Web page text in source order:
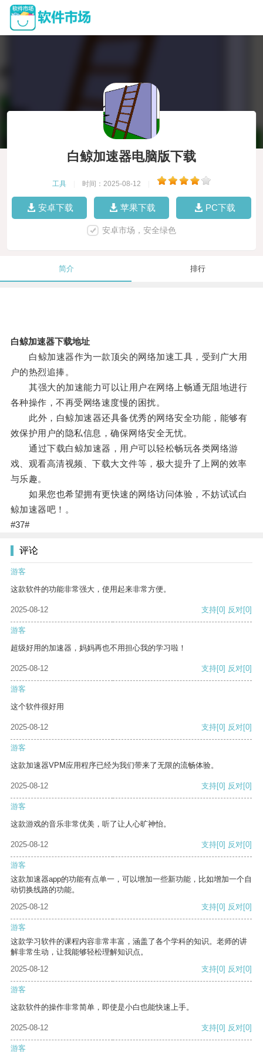
白鲸加速器电脑版下载
工具 时间：2025-08-12
安卓下载 苹果下载 PC下载
安卓市场，安全绿色
简介 排行
白鲸加速器下载地址
白鲸加速器作为一款顶尖的网络加速工具，受到广大用
户的热烈追捧。
其强大的加速能力可以让用户在网络上畅通无阻地进行
各种操作，不再受网络速度慢的困扰。
此外，白鲸加速器还具备优秀的网络安全功能，能够有
效保护用户的隐私信息，确保网络安全无忧。
通过下载白鲸加速器，用户可以轻松畅玩各类网络游
戏、观看高清视频、下载大文件等，极大提升了上网的效率
与乐趣。
如果您也希望拥有更快速的网络访问体验，不妨试试白
鲸加速器吧！。
#37#
评论
游客
这款软件的功能非常强大，使用起来非常方便。
2025-08-12 支持[0] 反对[0]
游客
超级好用的加速器，妈妈再也不用担心我的学习啦！
2025-08-12 支持[0] 反对[0]
游客
这个软件很好用
2025-08-12 支持[0] 反对[0]
游客
这款加速器VPM应用程序已经为我们带来了无限的流畅体验。
2025-08-12 支持[0] 反对[0]
游客
这款游戏的音乐非常优美，听了让人心旷神怡。
2025-08-12 支持[0] 反对[0]
游客
这款加速器app的功能有点单一，可以增加一些新功能，比如增加一个自
动切换线路的功能。
2025-08-12
支持[0] 反对[0]
游客
这款学习软件的课程内容非常丰富，涵盖了各个学科的知识。老师的讲
解非常生动，让我能够轻松理解知识点。
2025-08-12
支持[0] 反对[0]
游客
这款软件的操作非常简单，即使是小白也能快速上手。
2025-08-12 支持[0] 反对[0]
游客